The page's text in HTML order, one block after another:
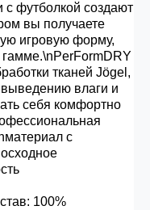
футболкой создают
вы получаете
игровую форму,
тканей Jögel,
выведению влаги и
себя комфортно
с
100%